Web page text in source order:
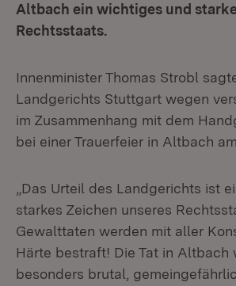
Altbach ein wichtiges und
Rechtsstaats.
Innenminister Thomas Strobl
Landgerichts Stuttgart wegen
im Zusammenhang mit dem
bei einer Trauerfeier in Altbach
„Das Urteil des Landgerichts ist
starkes Zeichen unseres
Gewalttaten werden mit aller
Härte bestraft! Die Tat in Altbach
besonders brutal,